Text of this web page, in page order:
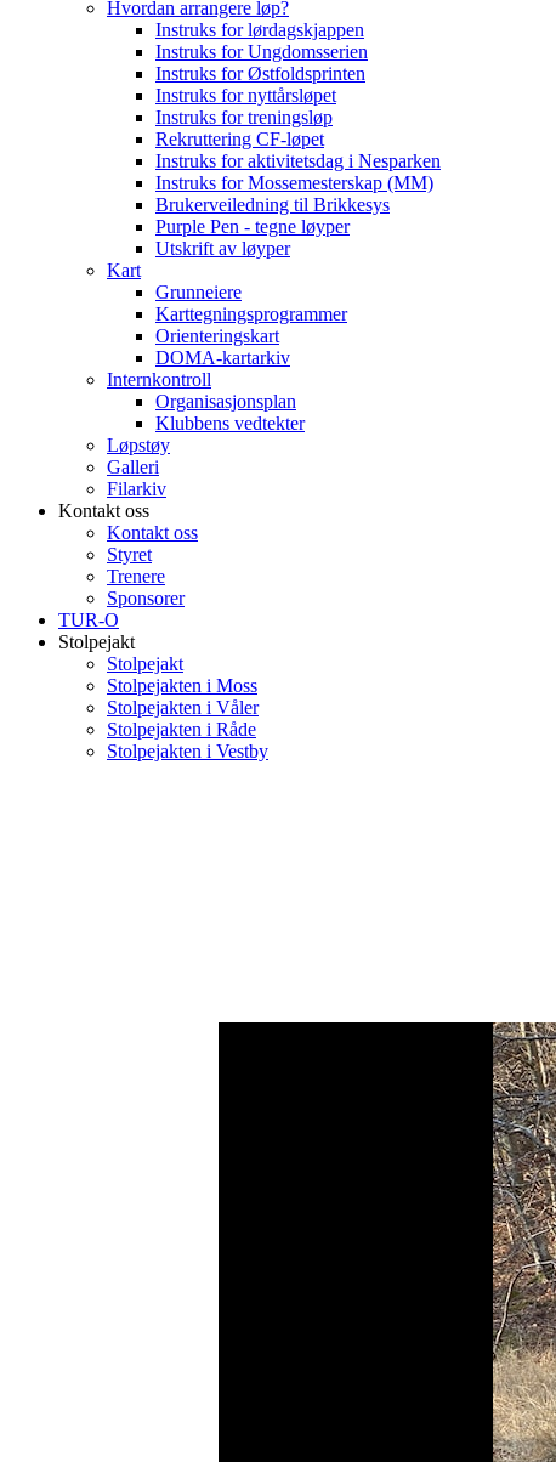
Hvordan arrangere løp?
Instruks for lørdagskjappen
Instruks for Ungdomsserien
Instruks for Østfoldsprinten
Instruks for nyttårsløpet
Instruks for treningsløp
Rekruttering CF-løpet
Instruks for aktivitetsdag i Nesparken
Instruks for Mossemesterskap (MM)
Brukerveiledning til Brikkesys
Purple Pen - tegne løyper
Utskrift av løyper
Kart
Grunneiere
Karttegningsprogrammer
Orienteringskart
DOMA-kartarkiv
Internkontroll
Organisasjonsplan
Klubbens vedtekter
Løpstøy
Galleri
Filarkiv
Kontakt oss
Kontakt oss
Styret
Trenere
Sponsorer
TUR-O
Stolpejakt
Stolpejakt
Stolpejakten i Moss
Stolpejakten i Våler
Stolpejakten i Råde
Stolpejakten i Vestby